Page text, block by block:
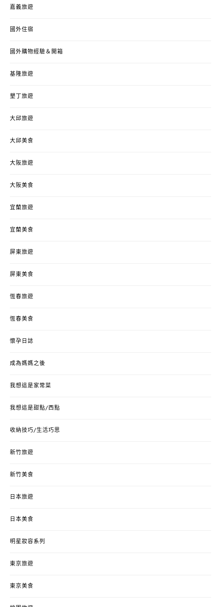
嘉義旅遊
國外住宿
國外購物經驗＆開箱
基隆旅遊
墾丁旅遊
大邱旅遊
大邱美食
大阪旅遊
大阪美食
宜蘭旅遊
宜蘭美食
屏東旅遊
屏東美食
恆春旅遊
恆春美食
懷孕日誌
成為媽媽之後
我想這是家常菜
我想這是甜點/西點
收納技巧/生活巧思
新竹旅遊
新竹美食
日本旅遊
日本美食
明星妝容系列
東京旅遊
東京美食